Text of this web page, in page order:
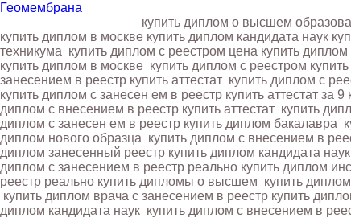
Геомембрана
купить диплом о высшем
купить диплом в москве купить диплом кандидата наук
техникума купить диплом с реестром цена купить диплом
купить диплом в москве купить диплом с реестром
занесением в реестр купить аттестат купить диплом с
купить диплом с занесен ем в реестр купить аттестат за 9
диплом с внесением в реестр купить аттестат купить
диплом с занесен ем в реестр купить диплом бакалавра
диплом нового образца купить диплом с внесением в
диплом занесенный реестр купить диплом кандидата наук
диплом с занесением в реестр реально купить диплом
реестр реально купить дипломы о высшем купить
купить диплом врача с занесением в реестр купить
диплом кандидата наук купить диплом с внесением в